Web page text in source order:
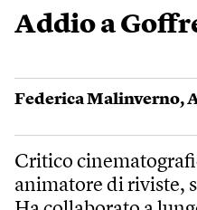
Addio a
Federica Malinverno,
Critico
animatore di riviste,